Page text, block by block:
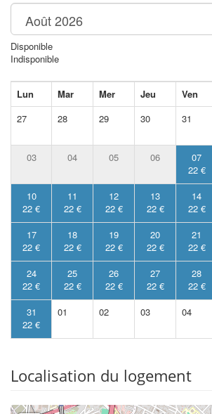
Disponible
Indisponible
Lun Mar Mer Jeu Ven
27
28 29 30 31
03 04 05 06
07
22 €
10
22 €
11
22 €
12
22 €
13
22 €
14
22 €
17
22 €
18
22 €
19
22 €
20
22 €
21
22 €
24
22 €
25
22 €
26
22 €
27
22 €
28
22 €
31
22 €
01 02 03 04
Localisation du logement